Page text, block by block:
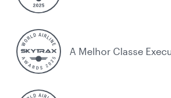
A Melhor Classe